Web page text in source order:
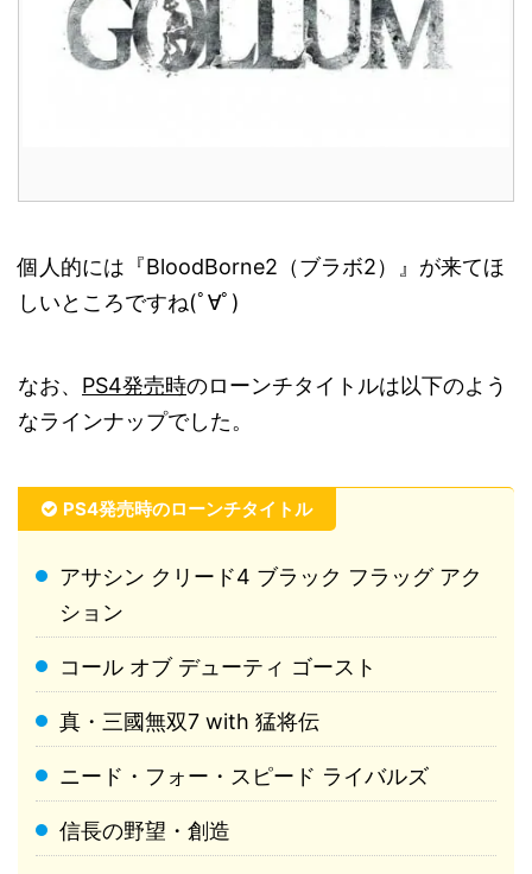
個人的には『BloodBorne2（ブラボ2）』が来てほ
しいところですね(ﾟ∀ﾟ)
なお、 PS4発売時のローンチタイトルは以下のよう
なラインナップでした。
PS4発売時のローンチタイトル
アサシン クリード4 ブラック フラッグ アク
ション
コール オブ デューティ ゴースト
真・三國無双7 with 猛将伝
ニード・フォー・スピード ライバルズ
信長の野望・創造